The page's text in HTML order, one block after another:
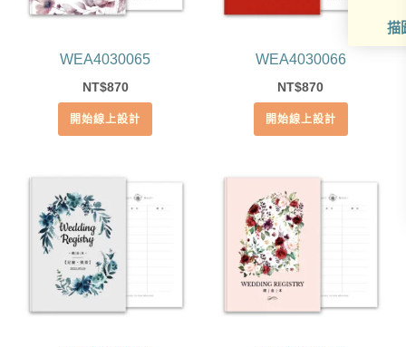
描
WEA4030065
NT$870
開始線上設計
WEA4030066
NT$870
開始線上設計